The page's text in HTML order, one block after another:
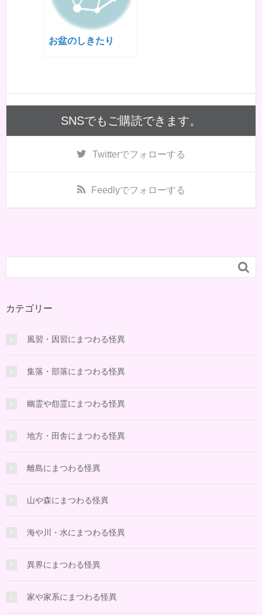
お盆のしきたり
SNSでもご購読できます。
Twitterでフォローする
Feedlyでフォローする

カテゴリー
風習・因習にまつわる怪異
集落・部落にまつわる怪異
幽霊や怨霊にまつわる怪異
地方・田舎にまつわる怪異
離島にまつわる怪異
山や森にまつわる怪異
海や川・水にまつわる怪異
異界にまつわる怪異
家や家系にまつわる怪異